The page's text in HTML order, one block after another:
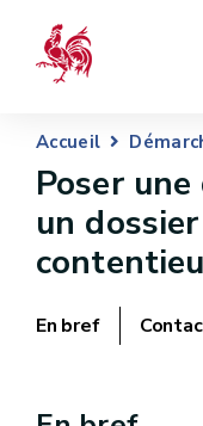
Accueil
Poser
un
En bref